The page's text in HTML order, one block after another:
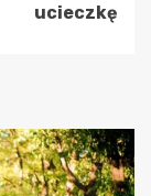
ucieczkę